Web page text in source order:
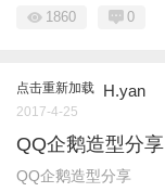
1860 0
点击重新加载 H.yan
2017-4-25
QQ企鹅造型分享
QQ企鹅造型分享